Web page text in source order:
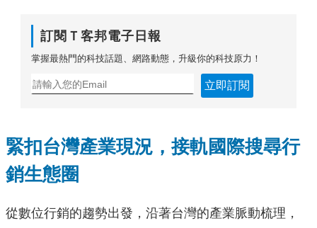
訂閱Ｔ客邦電子日報
掌握最熱門的科技話題、網路動態，升級你的科技原力！
立即訂閱
緊扣台灣產業現況，接軌國際搜尋行
銷生態圈
從數位行銷的趨勢出發，沿著台灣的產業脈動梳理，